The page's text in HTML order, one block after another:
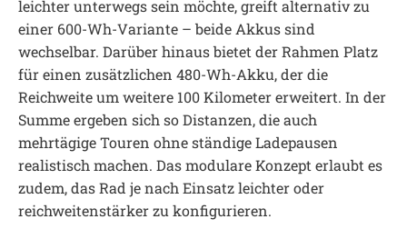
leichter unterwegs sein möchte, greift alternativ zu
einer 600-Wh-Variante – beide Akkus sind
wechselbar. Darüber hinaus bietet der Rahmen Platz
für einen zusätzlichen 480-Wh-Akku, der die
Reichweite um weitere 100 Kilometer erweitert. In der
Summe ergeben sich so Distanzen, die auch
mehrtägige Touren ohne ständige Ladepausen
realistisch machen. Das modulare Konzept erlaubt es
zudem, das Rad je nach Einsatz leichter oder
reichweitenstärker zu konfigurieren.